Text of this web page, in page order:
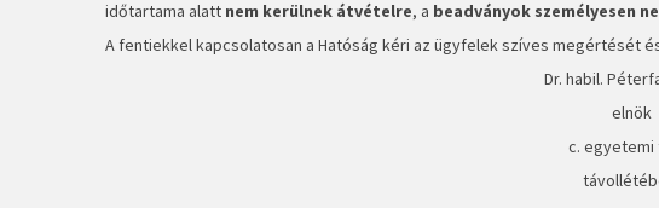
időtartama alatt nem kerülnek átvételre, a beadványok személyesen
A fentiekkel kapcsolatosan a Hatóság kéri az ügyfelek szíves megértését
Dr. habil.
elnök
c. egyetemi